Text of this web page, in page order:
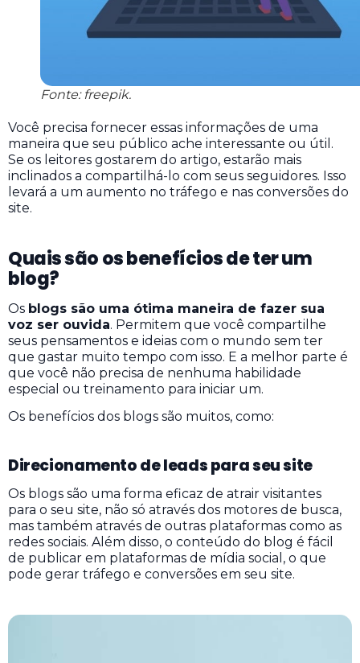
Fonte: freepik.
Você precisa fornecer essas informações de uma
maneira que seu público ache interessante ou útil.
Se os leitores gostarem do artigo, estarão mais
inclinados a compartilhá-lo com seus seguidores. Isso
levará a um aumento no tráfego e nas conversões do
site.
Quais são os benefícios de ter um
blog?
Os blogs são uma ótima maneira de fazer sua
voz ser ouvida. Permitem que você compartilhe
seus pensamentos e ideias com o mundo sem ter
que gastar muito tempo com isso. E a melhor parte é
que você não precisa de nenhuma habilidade
especial ou treinamento para iniciar um.
Os benefícios dos blogs são muitos, como:
Direcionamento de leads para seu site
Os blogs são uma forma eficaz de atrair visitantes
para o seu site, não só através dos motores de busca,
mas também através de outras plataformas como as
redes sociais. Além disso, o conteúdo do blog é fácil
de publicar em plataformas de mídia social, o que
pode gerar tráfego e conversões em seu site.